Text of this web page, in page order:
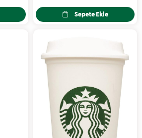
Sepete Ekle